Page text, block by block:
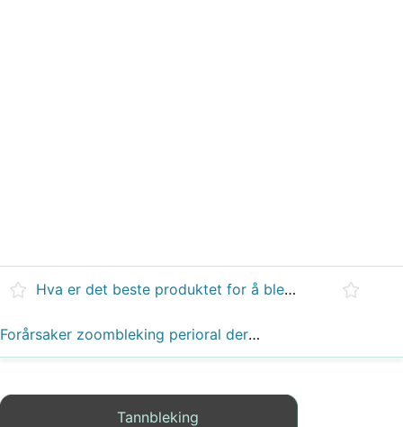
Hva er det beste produktet for å bleke tennene hjemme?
Forårsaker zoombleking perioral dermatitt?
Tannbleking